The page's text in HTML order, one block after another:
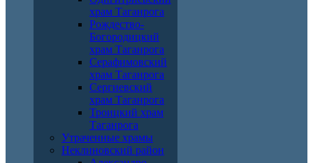
храм Таганрога
Рождество-
Богородицкий
храм Таганрога
Серафимовский
храм Таганрога
Сергиевский
храм Таганрога
Троицкий храм
Таганрога
Утраченные храмы
Неклиновский район